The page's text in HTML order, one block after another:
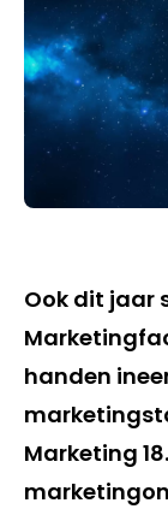
Ook dit jaar
handen
Marketing